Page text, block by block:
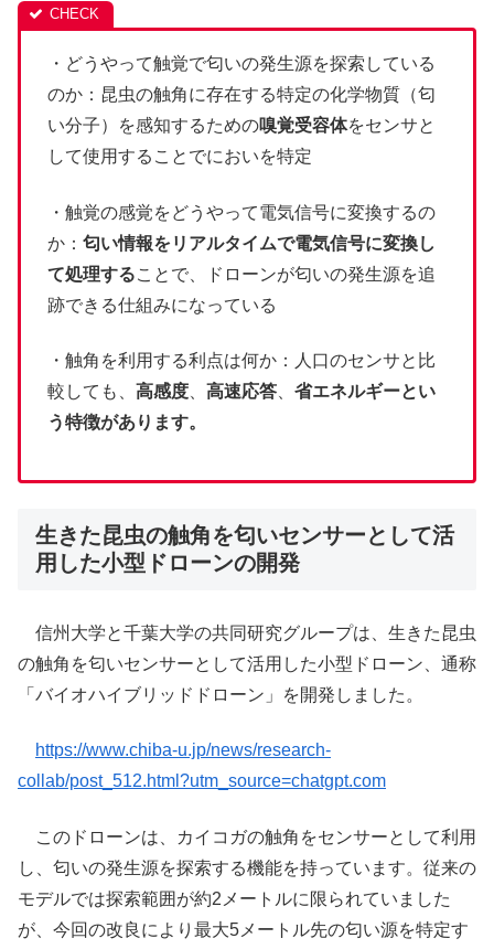
・どうやって触覚で匂いの発生源を探索している
のか：昆虫の触角に存在する特定の化学物質（匂
い分子）を感知するための嗅覚受容体をセンサと
して使用することでにおいを特定
・触覚の感覚をどうやって電気信号に変換するの
か： 匂い情報をリアルタイムで電気信号に変換し
て処理することで、ドローンが匂いの発生源を追
跡できる仕組みになっている
・触角を利用する利点は何か：人口のセンサと比
較しても、 高感度 高速応答
省エネルギーとい
う特徴があります。
生きた昆虫の触角を匂いセンサーとして活
用した小型ドローンの開発
信州大学と千葉大学の共同研究グループは、生きた昆虫
の触角を匂いセンサーとして活用した小型ドローン、通称
「バイオハイブリッドドローン」を開発しました。
https://www.chiba-u.jp/news/research-
collab/post_512.html?utm_source=chatgpt.com
このドローンは、カイコガの触角をセンサーとして利用
し、匂いの発生源を探索する機能を持っています。従来の
モデルでは探索範囲が約2メートルに限られていました
が、今回の改良により最大5メートル先の匂い源を特定す